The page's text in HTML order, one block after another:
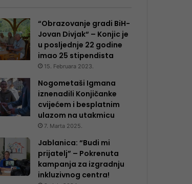
“Obrazovanje gradi BiH-
Jovan Divjak“ – Konjic je
u posljednje 22 godine
imao 25 ​​stipendista
15. Februara 2023.
Nogometaši Igmana
iznenadili Konjičanke
cvijećem i besplatnim
ulazom na utakmicu
7. Marta 2025.
Jablanica: “Budi mi
prijatelj” – Pokrenuta
kampanja za izgradnju
inkluzivnog centra!